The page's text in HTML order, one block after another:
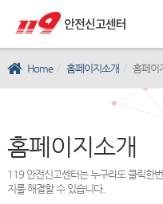
Home 홈페이지소개 홈페이
홈페이지소개
119 안전신고센터는 누구라도 클릭한
지를 해결할 수 있습니다.